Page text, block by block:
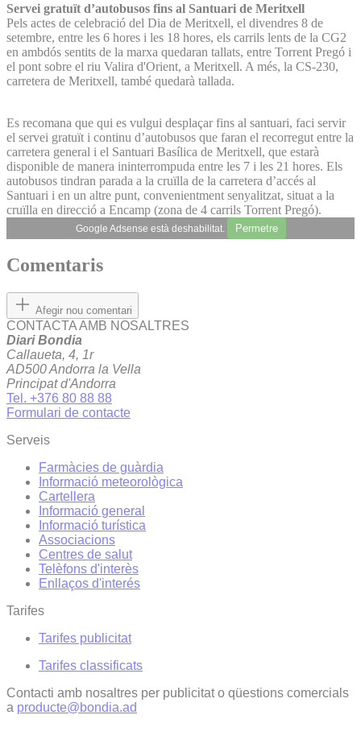
Servei gratuït d’autobusos fins al Santuari de Meritxell
Pels actes de celebració del Dia de Meritxell, el divendres 8 de
setembre, entre les 6 hores i les 18 hores, els carrils lents de la CG2
en ambdós sentits de la marxa quedaran tallats, entre Torrent Pregó i
el pont sobre el riu Valira d'Orient, a Meritxell. A més, la CS-230,
carretera de Meritxell, també quedarà tallada.
Es recomana que qui es vulgui desplaçar fins al santuari, faci servir
el servei gratuït i continu d’autobusos que faran el recorregut entre la
carretera general i el Santuari Basílica de Meritxell, que estarà
disponible de manera ininterrompuda entre les 7 i les 21 hores. Els
autobusos tindran parada a la cruïlla de la carretera d’accés al
Santuari i en un altre punt, convenientment senyalitzat, situat a la
cruïlla en direcció a Encamp (zona de 4 carrils Torrent Pregó).
Google Adsense està deshabilitat. Permetre
Comentaris
Afegir nou comentari
CONTACTA AMB NOSALTRES
Diari Bondia
Callaueta, 4, 1r
AD500 Andorra la Vella
Principat d'Andorra
Tel. +376 80 88 88
Formulari de contacte
Serveis
Farmàcies de guàrdia
Informació meteorològica
Cartellera
Informació general
Informació turística
Associacions
Centres de salut
Telèfons d'interès
Enllaços d'interés
Tarifes
Tarifes publicitat
Tarifes classificats
Contacti amb nosaltres per publicitat o qüestions comercials
a producte@bondia.ad